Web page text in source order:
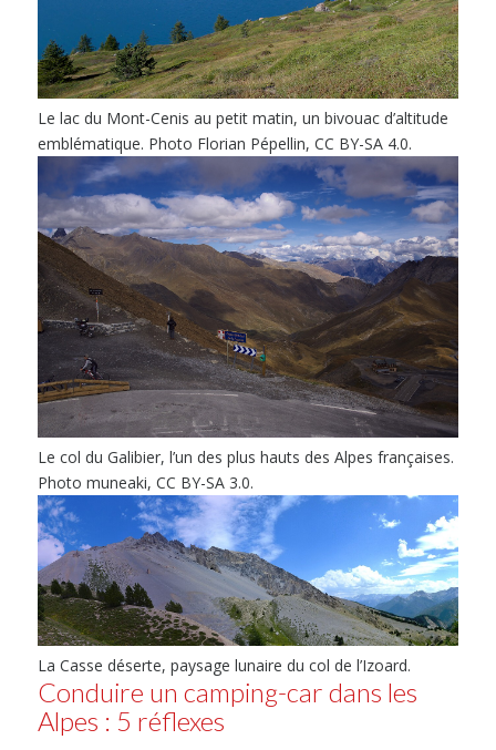
Le lac du Mont-Cenis au petit matin, un bivouac d’altitude
emblématique. Photo Florian Pépellin, CC BY-SA 4.0.
Le col du Galibier, l’un des plus hauts des Alpes françaises.
Photo muneaki, CC BY-SA 3.0.
La Casse déserte, paysage lunaire du col de l’Izoard.
Conduire un camping-car dans les
Alpes : 5 réflexes